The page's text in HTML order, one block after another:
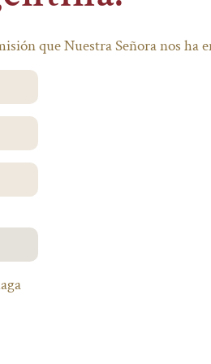
que Nuestra Señora nos ha